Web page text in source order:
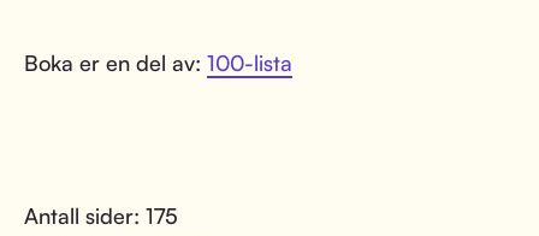
Boka er en del av: 100-lista
Antall sider: 175